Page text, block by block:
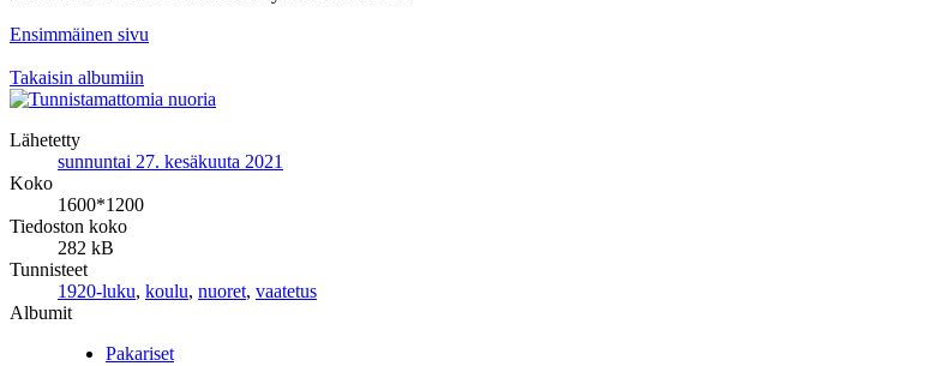
Ensimmäinen sivu
Takaisin albumiin
Lähetetty
sunnuntai 27. kesäkuuta 2021
Koko
1600*1200
Tiedoston koko
282 kB
Tunnisteet
1920-luku, koulu, nuoret, vaatetus
Albumit
Pakariset